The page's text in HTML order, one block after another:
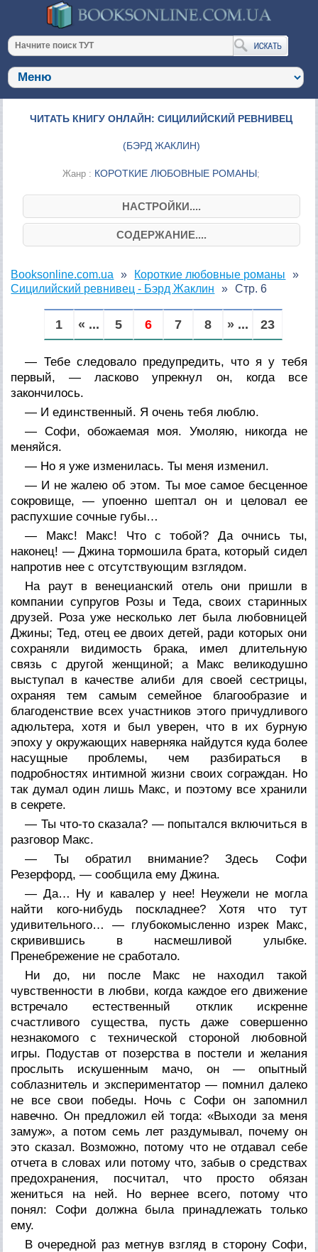
ЧИТАТЬ КНИГУ ОНЛАЙН: СИЦИЛИЙСКИЙ РЕВНИВЕЦ
(БЭРД ЖАКЛИН)
Жанр : КОРОТКИЕ ЛЮБОВНЫЕ РОМАНЫ;
НАСТРОЙКИ....
СОДЕРЖАНИЕ....
Booksonline.com.ua
Короткие любовные романы
Сицилийский ревнивец - Бэрд Жаклин
Стр. 6
1 « ... 5 6 7 8 » ... 23
— Тебе следовало предупредить, что я у тебя
первый, — ласково упрекнул он, когда все
закончилось.
— И единственный. Я очень тебя люблю.
— Софи, обожаемая моя. Умоляю, никогда не
меняйся.
— Но я уже изменилась. Ты меня изменил.
— И не жалею об этом. Ты мое самое бесценное
сокровище, — упоенно шептал он и целовал ее
распухшие сочные губы…
— Макс! Макс! Что с тобой? Да очнись ты,
наконец! — Джина тормошила брата, который сидел
напротив нее с отсутствующим взглядом.
На раут в венецианский отель они пришли в
компании супругов Розы и Теда, своих старинных
друзей. Роза уже несколько лет была любовницей
Джины; Тед, отец ее двоих детей, ради которых они
сохраняли видимость брака, имел длительную
связь с другой женщиной; а Макс великодушно
выступал в качестве алиби для своей сестрицы,
охраняя тем самым семейное благообразие и
благоденствие всех участников этого причудливого
адюльтера, хотя и был уверен, что в их бурную
эпоху у окружающих наверняка найдутся куда более
насущные проблемы, чем разбираться в
подробностях интимной жизни своих сограждан. Но
так думал один лишь Макс, и поэтому все хранили
в секрете.
— Ты что-то сказала? — попытался включиться в
разговор Макс.
— Ты обратил внимание? Здесь Софи
Резерфорд, — сообщила ему Джина.
— Да… Ну и кавалер у нее! Неужели не могла
найти кого-нибудь поскладнее? Хотя что тут
удивительного… — глубокомысленно изрек Макс,
скривившись в насмешливой улыбке.
Пренебрежение не сработало.
Ни до, ни после Макс не находил такой
чувственности в любви, когда каждое его движение
встречало естественный отклик искренне
счастливого существа, пусть даже совершенно
незнакомого с технической стороной любовной
игры. Подустав от позерства в постели и желания
прослыть искушенным мачо, он — опытный
соблазнитель и экспериментатор — помнил далеко
не все свои победы. Ночь с Софи он запомнил
навечно. Он предложил ей тогда: «Выходи за меня
замуж», а потом семь лет раздумывал, почему он
это сказал. Возможно, потому что не отдавал себе
отчета в словах или потому что, забыв о средствах
предохранения, посчитал, что просто обязан
жениться на ней. Но вернее всего, потому что
понял: Софи должна была принадлежать только
ему.
В очередной раз метнув взгляд в сторону Софи,